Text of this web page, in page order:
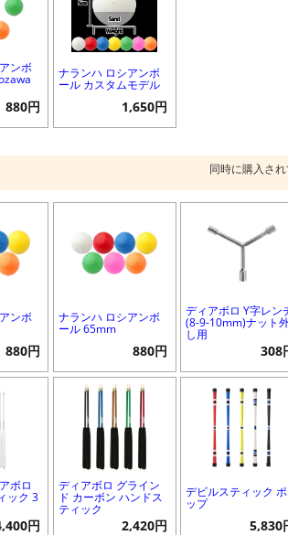
ンボ
880円
ナランハ ロシアンボ
ール カスタムモデル
1,650円
同時に購入さ
ンボ
880円
ナランハ ロシアンボ
ール 65mm
880円
ディアボロ Y字レン
(8-9-10mm)ナット
し用
308
ボロ
ック 3
円
ディアボロ グライン
ド カーボン ハンドス
ティック
2,420円
デビルスティック ポ
ップ
5,830